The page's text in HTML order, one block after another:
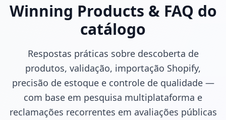
Winning Products & FAQ do
catálogo
Respostas práticas sobre descoberta de
produtos, validação, importação Shopify,
precisão de estoque e controle de qualidade —
com base em pesquisa multiplataforma e
reclamações recorrentes em avaliações públicas